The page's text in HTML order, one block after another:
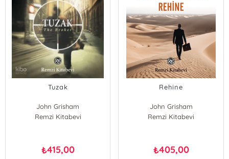
Tuzak
John Grisham
Remzi Kitabevi
₺415,00
Rehine
John Grisham
Remzi Kitabevi
₺405,00